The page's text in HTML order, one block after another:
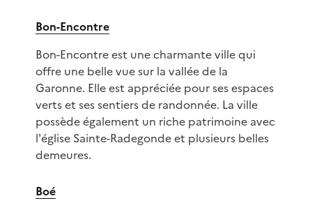
Bon-Encontre
Bon-Encontre est une charmante ville qui
offre une belle vue sur la vallée de la
Garonne. Elle est appréciée pour ses espaces
verts et ses sentiers de randonnée. La ville
possède également un riche patrimoine avec
l'église Sainte-Radegonde et plusieurs belles
demeures.
Boé